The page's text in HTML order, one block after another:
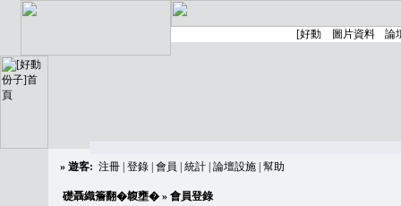
» 遊客: 注冊 登錄 會員 統計 論壇設施 幫助
礎聶織簷翻�䪖壅� » 會員登錄